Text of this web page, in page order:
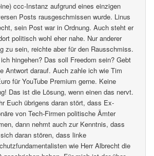
ccc-Instanz aufgrund eines einzigen
Posts rausgeschmissen wurde. Linus
sein Post war in Ordnung. Auch steht er
politisch wohl eher nahe. Nur anderer
zu sein, reichte aber für den Rausschmiss.
hingehen? Das soll Freedom sein? Gebt
Antwort darauf. Auch zahle ich wie Tim
für YouTube Premium gerne. Keine
Das ist die Lösung, wenn einen das nervt.
Euch übrigens daran stört, dass Ex-
von Tech-Firmen politische Ämter
dann nehmt auch zur Kenntnis, dass
daran stören, dass linke
wie Herr Albrecht die